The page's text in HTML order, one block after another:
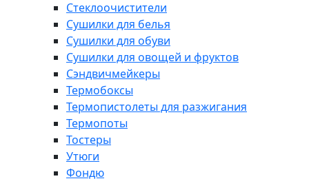
Стеклоочистители
Сушилки для белья
Сушилки для обуви
Сушилки для овощей и фруктов
Сэндвичмейкеры
Термобоксы
Термопистолеты для разжигания
Термопоты
Тостеры
Утюги
Фондю